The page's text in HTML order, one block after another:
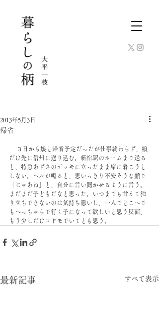
帰省
2013年5月3日
だけ先に信州に送り込む。新宿駅のホームまで送る
と、特急あずさのデッキに立ったまま席に着こうと
しない。ベルが鳴ると、思いっきり不安そうな顔で
「じゃあね」と、自分に言い聞かせるように言う。
まだまだ子どもだなと思った。いつまでも甘えて独
り立ちできないのは気持ち悪いし、一人でどこへで
もへっちゃらで行く子になって欲しいと思う反面、
もう少しだけコドモでいてとも思う。
最新記事 すべて表示